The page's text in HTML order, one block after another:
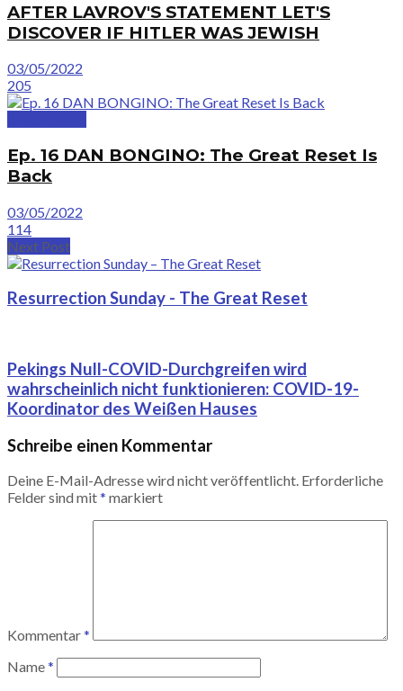
AFTER LAVROV'S STATEMENT LET'S
DISCOVER IF HITLER WAS JEWISH
03/05/2022
205
Ep. 16 DAN BONGINO: The Great Reset Is
Back
03/05/2022
114
Next Post
Resurrection Sunday - The Great Reset
Pekings Null-COVID-Durchgreifen wird
wahrscheinlich nicht funktionieren: COVID-19-
Koordinator des Weißen Hauses
Schreibe einen Kommentar
Deine E-Mail-Adresse wird nicht veröffentlicht. Erforderliche
Felder sind mit* markiert
Kommentar*
Name*